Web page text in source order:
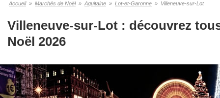
Accueil » Marchés de Noël » Aquitaine » Lot-et-Garonne » Villeneuve-sur-Lot
Villeneuve-sur-Lot : découvrez
Noël 2026